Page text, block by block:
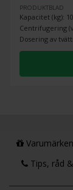
PRODUKTBLAD
Kapacitet (kg):
Centrifugering
Dosering av
Tips, råd